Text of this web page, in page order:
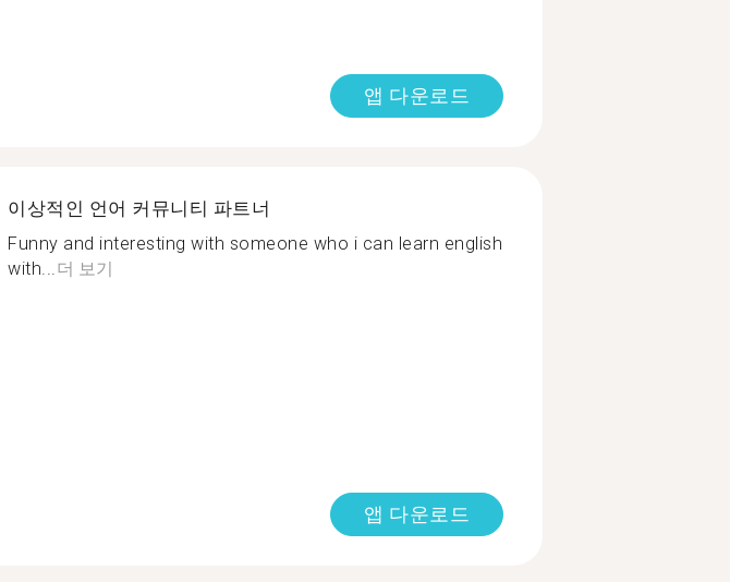
앱 다운로드
이상적인 언어 커뮤니티 파트너
Funny and interesting with someone who i can learn english
with...더 보기
앱 다운로드